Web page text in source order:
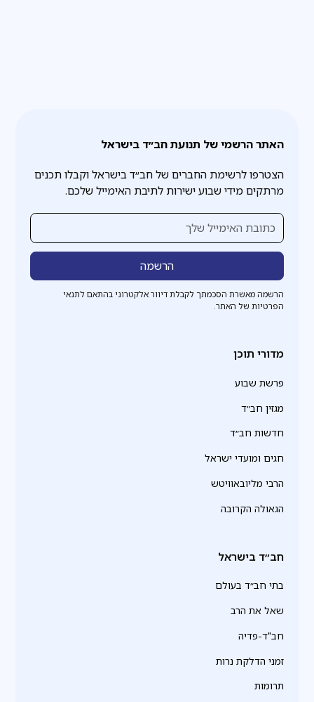
האתר הרשמי של תנועת חב״ד בישראל
הצטרפו לרשימת החברים של חב״ד בישראל וקבלו תכנים
מרתקים מידי שבוע ישירות לתיבת האימייל שלכם.
הרשמה מאשרת הסכמתך לקבלת דיוור אלקטרוני בהתאם לתנאי
הפרטיות של האתר.
מדורי תוכן
פרשת שבוע
מגזין חב״ד
חדשות חב״ד
חגים ומועדי ישראל
הרבי מליובאוויטש
הגאולה הקרובה
חב״ד בישראל
בתי חב״ד בעולם
שאל את הרב
חב"ד-פדיה
זמני הדלקת נרות
תרומות